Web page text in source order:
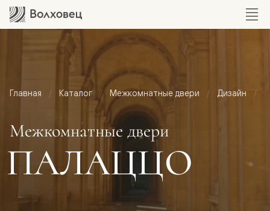
Главная Каталог Межкомнатные двери Дизайн
Межкомнатные двери
ПАЛАЦЦО